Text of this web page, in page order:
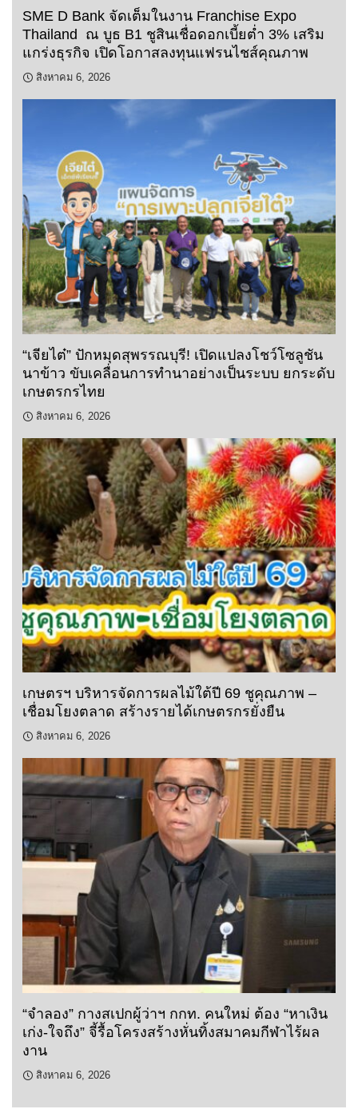
SME D Bank จัดเต็มในงาน Franchise Expo
Thailand ณ บูธ B1 ชูสินเชื่อดอกเบี้ยต่ำ 3% เสริม
แกร่งธุรกิจ เปิดโอกาสลงทุนแฟรนไชส์คุณภาพ
สิงหาคม 6, 2026
“เจียไต๋” ปักหมุดสุพรรณบุรี! เปิดแปลงโชว์โซลูชัน
นาข้าว ขับเคลื่อนการทำนาอย่างเป็นระบบ ยกระดับ
เกษตรกรไทย
สิงหาคม 6, 2026
เกษตรฯ บริหารจัดการผลไม้ใต้ปี 69 ชูคุณภาพ –
เชื่อมโยงตลาด สร้างรายได้เกษตรกรยั่งยืน
สิงหาคม 6, 2026
“จำลอง” กางสเปกผู้ว่าฯ กกท. คนใหม่ ต้อง “หาเงิน
เก่ง-ใจถึง” จี้รื้อโครงสร้างหั่นทิ้งสมาคมกีฬาไร้ผล
งาน
สิงหาคม 6, 2026